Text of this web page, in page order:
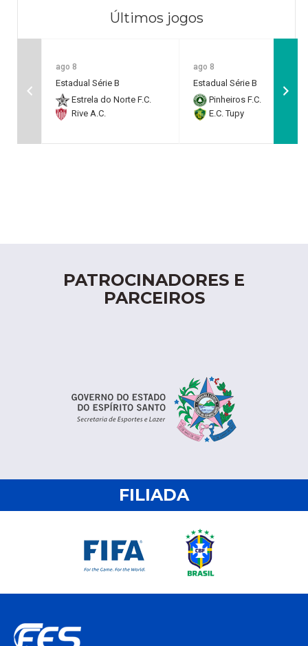
Últimos jogos
ago 8
Estadual Série B
Estrela do Norte F.C.
Rive A.C.
ago 8
Estadual Série B
Pinheiros F.C.
E.C. Tupy
PATROCINADORES E
PARCEIROS
FILIADA